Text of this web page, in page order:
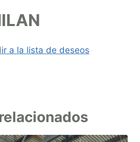
a la lista de deseos